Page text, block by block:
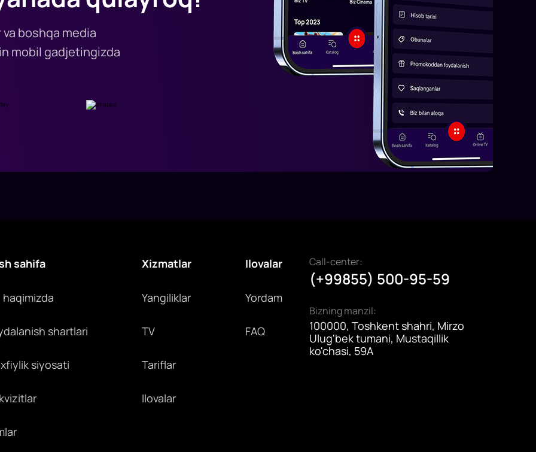
boshqa media
mobil gadjetingizda
sahifa
haqimizda
shartlari
siyosati
Xizmatlar
Yangiliklar
TV
Tariflar
Ilovalar
Ilovalar
Yordam
FAQ
Call-center:
(+99855) 500-95-59
Bizning manzil:
100000, Toshkent shahri, Mirzo
Ulug'bek tumani, Mustaqillik
ko'chasi, 59A